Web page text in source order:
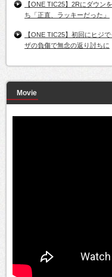
【ONE TIC25】2Rにダウン
ち「正直、ラッキーだった」
【ONE TIC25】初回にヒジ
ザの負傷で無念の返り討ちに
Movie